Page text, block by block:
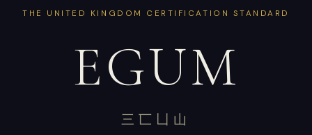
THE UNITED KINGDOM CERTIFICATION STANDARD
EGUM
三匸凵山